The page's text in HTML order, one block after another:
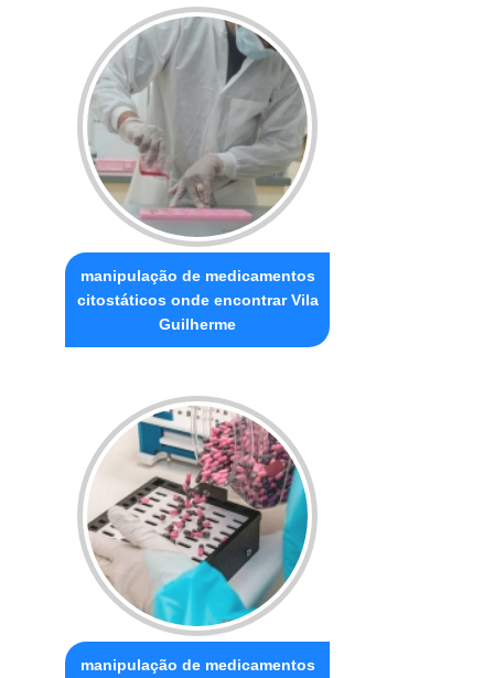
manipulação de medicamentos
citostáticos onde encontrar Vila
Guilherme
manipulação de medicamentos